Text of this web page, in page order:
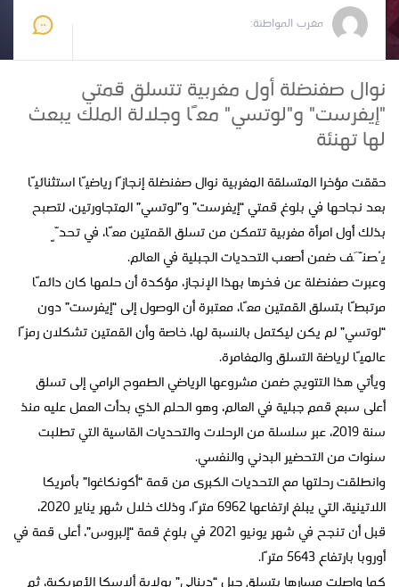
مغرب المواطنة:
نوال صفنضلة أول مغربية تتسلق قمتي
"إيفرست" و"لوتسي" معًا وجلالة الملك يبعث
لها تهنئة
حققت مؤخرا المتسلقة المغربية نوال صفنضلة إنجازًا رياضيًا استثنائيًا
بعد نجاحها في بلوغ قمتي “إيفرست” و”لوتسي” المتجاورتين، لتصبح
بذلك أول امرأة مغربية تتمكن من تسلق القمتين معًا، في تحدٍّ
يُصنَّف ضمن أصعب التحديات الجبلية في العالم.
وعبرت صفنضلة عن فخرها بهذا الإنجاز، مؤكدة أن حلمها كان دائمًا
مرتبطًا بتسلق القمتين معًا، معتبرة أن الوصول إلى “إيفرست” دون
“لوتسي” لم يكن ليكتمل بالنسبة لها، خاصة وأن القمتين تشكلان رمزًا
عالميًا لرياضة التسلق والمغامرة.
ويأتي هذا التتويج ضمن مشروعها الرياضي الطموح الرامي إلى تسلق
أعلى سبع قمم جبلية في العالم، وهو الحلم الذي بدأت العمل عليه منذ
سنة 2019، عبر سلسلة من الرحلات والتحديات القاسية التي تطلبت
سنوات من التحضير البدني والنفسي.
وانطلقت رحلتها مع التحديات الكبرى من قمة “أكونكاغوا” بأمريكا
اللاتينية، التي يبلغ ارتفاعها 6962 مترًا، وذلك خلال شهر يناير 2020،
قبل أن تنجح في شهر يونيو 2021 في بلوغ قمة “إلبروس”، أعلى قمة في
أوروبا بارتفاع 5643 مترًا.